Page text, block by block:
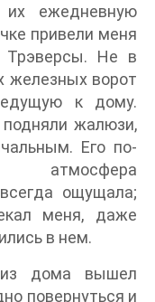
ежедневную
привели меня
Трэверсы. Не в
железных ворот
к дому.
подняли жалюзи,
Его по-
атмосфера
ощущала;
меня, даже
в нем.
дома вышел
повернуться и